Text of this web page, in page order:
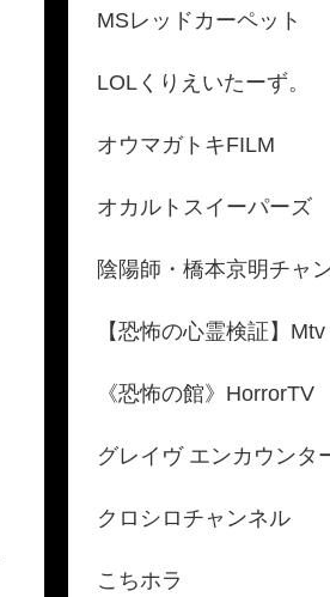
MSレッドカーペット
LOLくりえいたーず。
オウマガトキFILM
オカルトスイーパーズ
陰陽師・橋本京明チャ
【恐怖の心霊検証】Mtv
《恐怖の館》HorrorTV
グレイヴ エンカウンタ
クロシロチャンネル
こちホラ